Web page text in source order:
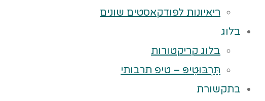
ריאיונות לפודקאסטים שונים
בלוג
בלוג קריקטורות
תַּרְבּוּטִיפּ – טיפ תרבותי
בתקשורת